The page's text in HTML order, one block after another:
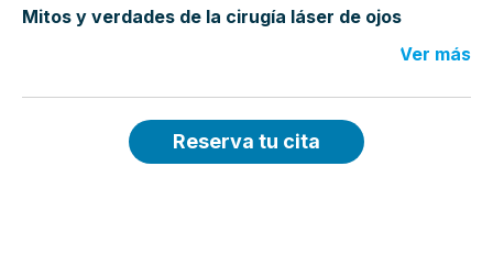
Mitos y verdades de la cirugía láser de ojos
Ver más
Reserva tu cita